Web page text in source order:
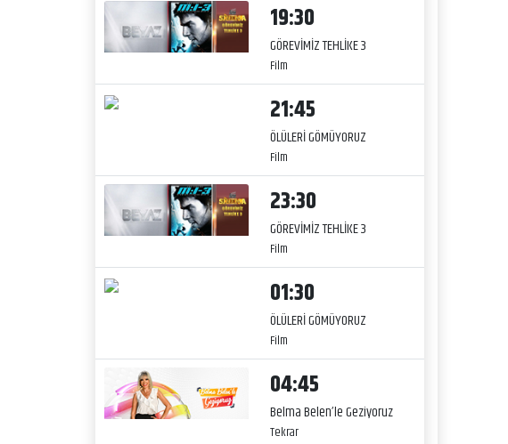
19:30
GÖREVİMİZ TEHLİKE 3
Film
21:45
ÖLÜLERİ GÖMÜYORUZ
Film
23:30
GÖREVİMİZ TEHLİKE 3
Film
01:30
ÖLÜLERİ GÖMÜYORUZ
Film
04:45
Belma Belen’le Geziyoruz
Tekrar